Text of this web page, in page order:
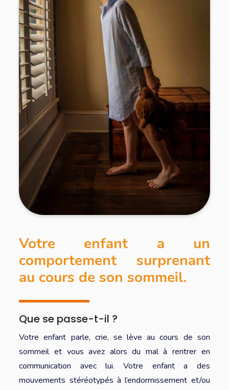
Votre enfant a un
comportement surprenant
au cours de son sommeil.
Que se passe-t-il ?
Votre enfant parle, crie, se lève au cours de son
sommeil et vous avez alors du mal à rentrer en
communication avec lui. Votre enfant a des
mouvements stéréotypés à l’endormissement et/ou